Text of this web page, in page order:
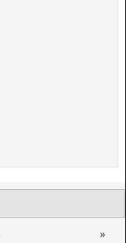
»